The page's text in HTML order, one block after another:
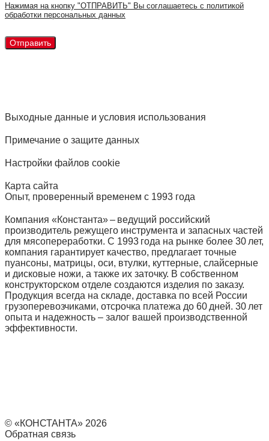
Нажимая на кнопку "ОТПРАВИТЬ" Вы соглашаетесь с политикой
обработки персональных данных
Выходные данные и условия использования
Примечание о защите данных
Настройки файлов cookie
Карта сайта
Опыт, проверенный временем с 1993 года
Компания «Константа» – ведущий российский
производитель режущего инструмента и запасных частей
для мясопереработки. С 1993 года на рынке более 30 лет,
компания гарантирует качество, предлагает точные
пуансоны, матрицы, оси, втулки, куттерные, слайсерные
и дисковые ножи, а также их заточку. В собственном
конструкторском отделе создаются изделия по заказу.
Продукция всегда на складе, доставка по всей России
грузоперевозчиками, отсрочка платежа до 60 дней. 30 лет
опыта и надежность – залог вашей производственной
эффективности.
© «КОНСТАНТА» 2026
Обратная связь